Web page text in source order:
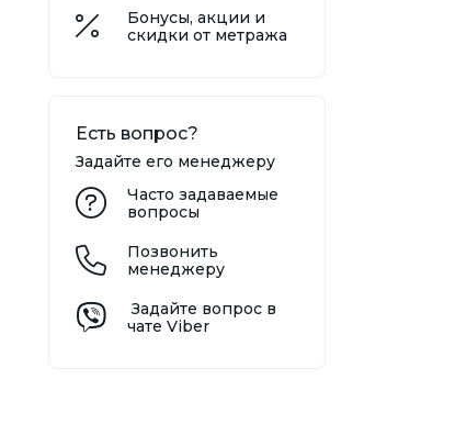
Бонусы, акции и
скидки от метража
Есть вопрос?
Задайте его менеджеру
Часто задаваемые
вопросы
Позвонить
менеджеру
Задайте вопрос в
чате Viber